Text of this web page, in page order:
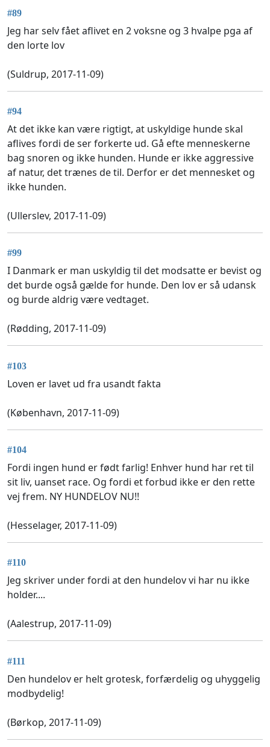
#89
Jeg har selv fået aflivet en 2 voksne og 3 hvalpe pga af
den lorte lov
(Suldrup, 2017-11-09)
#94
At det ikke kan være rigtigt, at uskyldige hunde skal
aflives fordi de ser forkerte ud. Gå efte menneskerne
bag snoren og ikke hunden. Hunde er ikke aggressive
af natur, det trænes de til. Derfor er det mennesket og
ikke hunden.
(Ullerslev, 2017-11-09)
#99
I Danmark er man uskyldig til det modsatte er bevist og
det burde også gælde for hunde. Den lov er så udansk
og burde aldrig være vedtaget.
(Rødding, 2017-11-09)
#103
Loven er lavet ud fra usandt fakta
(København, 2017-11-09)
#104
Fordi ingen hund er født farlig! Enhver hund har ret til
sit liv, uanset race. Og fordi et forbud ikke er den rette
vej frem. NY HUNDELOV NU!!
(Hesselager, 2017-11-09)
#110
Jeg skriver under fordi at den hundelov vi har nu ikke
holder....
(Aalestrup, 2017-11-09)
#111
Den hundelov er helt grotesk, forfærdelig og uhyggelig
modbydelig!
(Børkop, 2017-11-09)